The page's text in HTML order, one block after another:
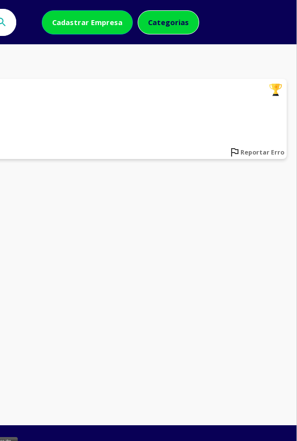
Cadastrar Empresa Categorias
Reportar Erro